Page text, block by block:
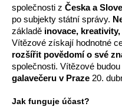
společnosti z Česka a
po subjekty státní správy.
základě inovace,
rozšířit povědomí o své
společnosti. Vítězové
galavečeru v Praze 20.
Jak funguje účast?